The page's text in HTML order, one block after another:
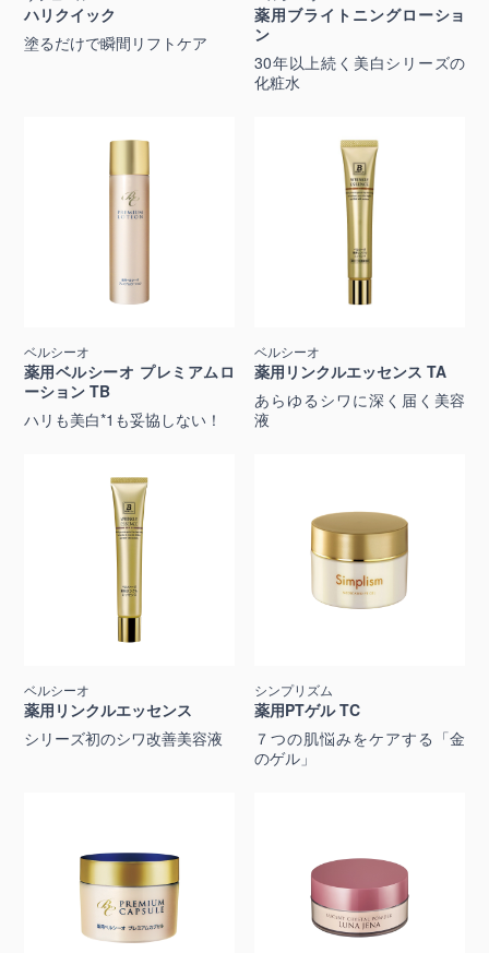
ハリクイック
塗るだけで瞬間リフトケア
薬用ブライトニングローショ
ン
30年以上続く美白シリーズの
化粧水
ベルシーオ
薬用ベルシーオ プレミアムロ
ーション TB
ハリも美白*1も妥協しない！
ベルシーオ
薬用リンクルエッセンス TA
あらゆるシワに深く届く美容
液
ベルシーオ
薬用リンクルエッセンス
シリーズ初のシワ改善美容液
シンプリズム
薬用PTゲル TC
７つの肌悩みをケアする「金
のゲル」